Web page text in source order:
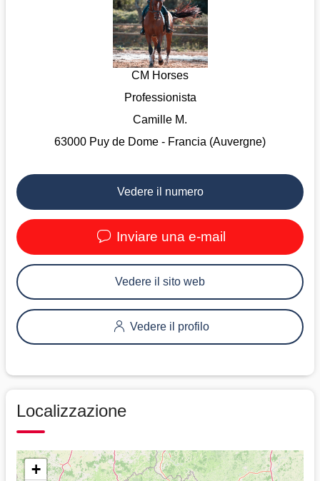
CM Horses
Professionista
Camille M.
63000 Puy de Dome - Francia (Auvergne)
Vedere il numero
Inviare una e-mail
Vedere il sito web
Vedere il profilo
Localizzazione
+